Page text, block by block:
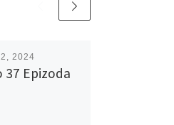
2024
37 Epizoda